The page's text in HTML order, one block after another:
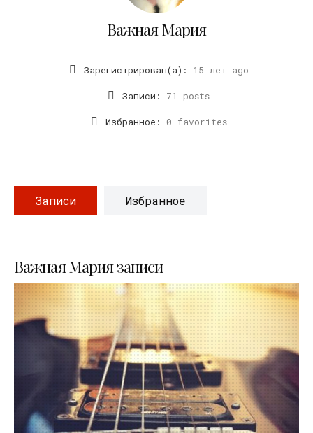
Важная Мария
Зарегистрирован(а): 15 лет ago
Записи: 71 posts
Избранное: 0 favorites
Записи Избранное
Важная Мария записи